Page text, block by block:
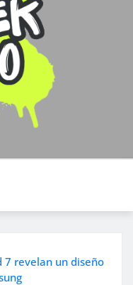
7 revelan un diseño